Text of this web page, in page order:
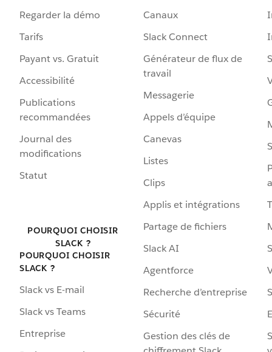
Regarder la démo
Tarifs
Payant vs. Gratuit
Accessibilité
Publications
recommandées
Journal des
modifications
Statut
POURQUOI CHOISIR
SLACK ?
POURQUOI CHOISIR
SLACK ?
Slack vs E-mail
Slack vs Teams
Entreprise
Canaux
Slack Connect
Générateur de flux de
travail
Messagerie
Appels d’équipe
Canevas
Listes
Clips
Applis et intégrations
Partage de fichiers
Slack AI
Agentforce
Recherche d’entreprise
Sécurité
Gestion des clés de